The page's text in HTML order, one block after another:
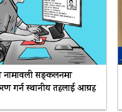
नामावली सङ्कलनमा
गर्न स्थानीय तहलाई आग्रह